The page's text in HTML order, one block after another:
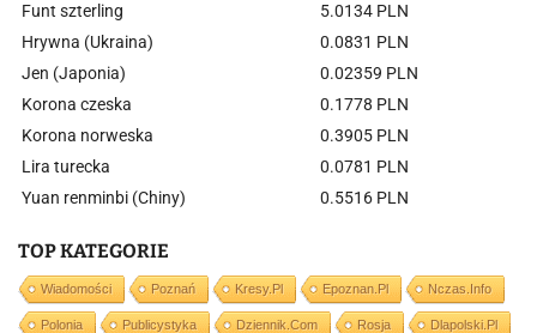
Funt szterling
5.0134 PLN
Hrywna (Ukraina)
0.0831 PLN
Jen (Japonia)
0.02359 PLN
Korona czeska
0.1778 PLN
Korona norweska
0.3905 PLN
Lira turecka
0.0781 PLN
Yuan renminbi (Chiny)
0.5516 PLN
TOP KATEGORIE
Wiadomości Poznań Kresy.pl Epoznan.pl Nczas.info
Polonia Publicystyka Dziennik.com Rosja Dlapolski.pl